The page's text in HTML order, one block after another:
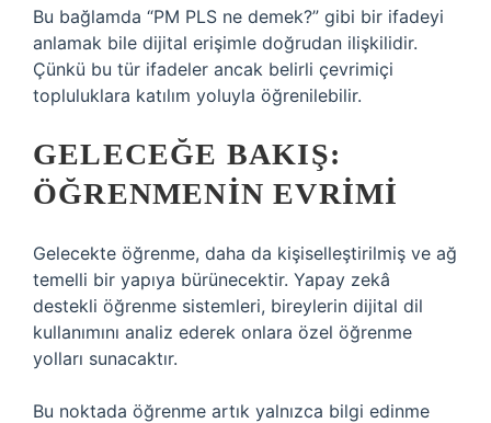
Bu bağlamda “PM PLS ne demek?” gibi bir ifadeyi
anlamak bile dijital erişimle doğrudan ilişkilidir.
Çünkü bu tür ifadeler ancak belirli çevrimiçi
topluluklara katılım yoluyla öğrenilebilir.
GELECEĞE BAKIŞ:
ÖĞRENMENIN EVRIMI
Gelecekte öğrenme, daha da kişiselleştirilmiş ve ağ
temelli bir yapıya bürünecektir. Yapay zekâ
destekli öğrenme sistemleri, bireylerin dijital dil
kullanımını analiz ederek onlara özel öğrenme
yolları sunacaktır.
Bu noktada öğrenme artık yalnızca bilgi edinme